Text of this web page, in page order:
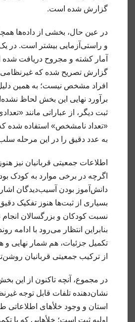
گزارش شده است.
در عین حال، بخشی از داده‌ها
و راستی‌آزمایی بیشتر است. در
آمار کشته و مجروح دریافت شده
گزارش تصریح شده که غیرنظامی
افراد مشخص نیست؛ به همین دلیل
برآورد نهایی این بخش لحاظ
ثبت دیگر، از عباراتی مانند
«تعداد نامشخص» استفاده شده که
به عدد دقیق را در این مرحله
اطلاعات جمعیتی قربانیان نیز
اگرچه در برخی موارد به کودک
دانش‌آموز بودن آسیب‌دیدگان
بسیاری از ثبت‌ها هنوز تفکیک
نسبت کودکان و بزرگسالان
بنابراین انتظار می‌رود با ادامه
تکمیل جزئیات، هم شمار نهایی و
از ترکیب جمعیتی قربانیان
در مجموع، آنچه تاکنون از این
نشان‌دهنده تلفات قابل توجه
استان و وجود خلأهای اطلاعاتی
اولیه ثبت است؛ خلأهایی که با